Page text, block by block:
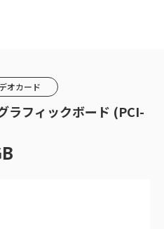
オカード
ラフィックボード (PCI-